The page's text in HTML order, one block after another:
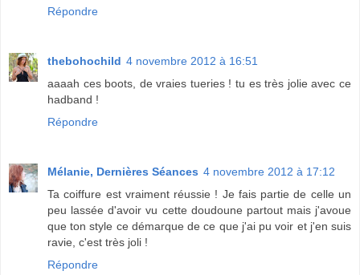
Répondre
thebohochild 4 novembre 2012 à 16:51
aaaah ces boots, de vraies tueries ! tu es très jolie avec ce
hadband !
Répondre
Mélanie, Dernières Séances 4 novembre 2012 à 17:12
Ta coiffure est vraiment réussie ! Je fais partie de celle un
peu lassée d'avoir vu cette doudoune partout mais j'avoue
que ton style ce démarque de ce que j'ai pu voir et j'en suis
ravie, c'est très joli !
Répondre